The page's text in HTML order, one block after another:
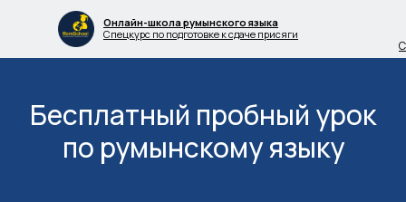
Онлайн-школа румынского языка
Спецкурс по подготовке к сдаче присяги
Бесплатный пробный урок
по румынскому языку